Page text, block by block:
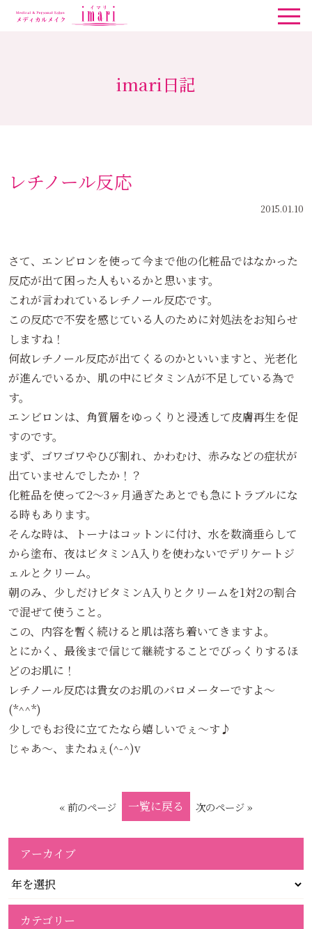
imari日記
レチノール反応
2015.01.10
さて、エンビロンを使って今まで他の化粧品ではなかった
反応が出て困った人もいるかと思います。
これが言われているレチノール反応です。
この反応で不安を感じている人のために対処法をお知らせ
しますね！
何故レチノール反応が出てくるのかといいますと、光老化
が進んでいるか、肌の中にビタミンAが不足している為で
す。
エンビロンは、角質層をゆっくりと浸透して皮膚再生を促
すのです。
まず、ゴワゴワやひび割れ、かわむけ、赤みなどの症状が
出ていませんでしたか！？
化粧品を使って2～3ヶ月過ぎたあとでも急にトラブルにな
る時もあります。
そんな時は、トーナはコットンに付け、水を数滴垂らして
から塗布、夜はビタミンA入りを使わないでデリケートジ
ェルとクリーム。
朝のみ、少しだけビタミンA入りとクリームを1対2の割合
で混ぜて使うこと。
この、内容を暫く続けると肌は落ち着いてきますよ。
とにかく、最後まで信じて継続することでびっくりするほ
どのお肌に！
レチノール反応は貴女のお肌のバロメーターですよ～
(*^^*)
少しでもお役に立てたなら嬉しいでぇ～す♪
じゃあ～、またねぇ(^-^)v
« 前のページ 一覧に戻る 次のページ »
アーカイブ
カテゴリー